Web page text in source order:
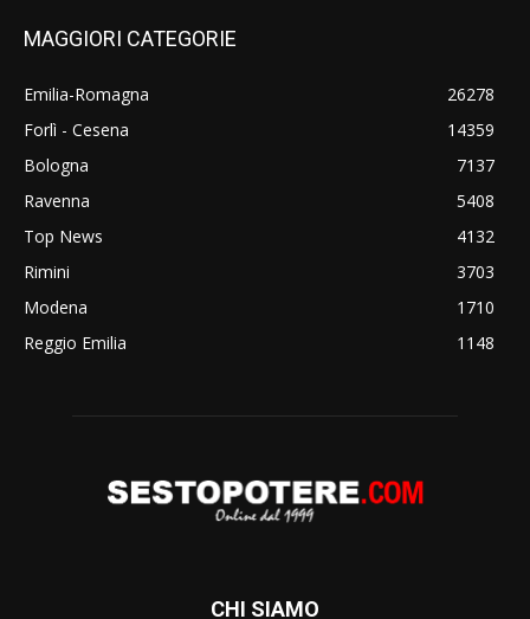
MAGGIORI CATEGORIE
Emilia-Romagna
26278
Forlì - Cesena
14359
Bologna
7137
Ravenna
5408
Top News
4132
Rimini
3703
Modena
1710
Reggio Emilia
1148
CHI SIAMO